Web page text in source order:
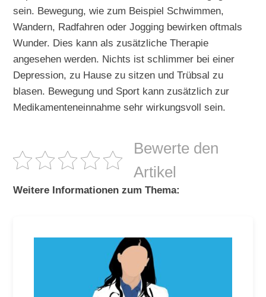
sein. Bewegung, wie zum Beispiel Schwimmen,
Wandern, Radfahren oder Jogging bewirken oftmals
Wunder. Dies kann als zusätzliche Therapie
angesehen werden. Nichts ist schlimmer bei einer
Depression, zu Hause zu sitzen und Trübsal zu
blasen. Bewegung und Sport kann zusätzlich zur
Medikamenteneinnahme sehr wirkungsvoll sein.
Bewerte den
Artikel
Weitere Informationen zum Thema: